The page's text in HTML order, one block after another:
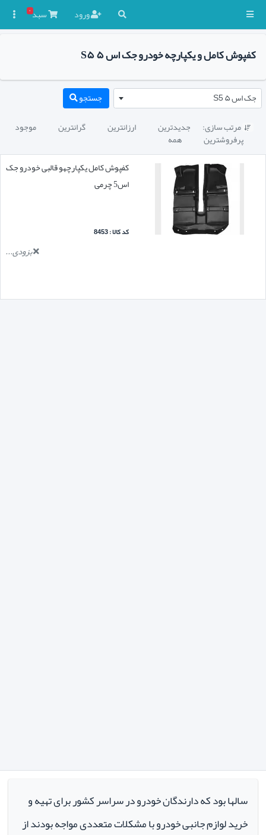
ورود سبد۰
کفپوش کامل و یکپارچه خودرو جک اس ۵ S۵
جک اس ۵ S5 جستجو
 مرتب سازی: جدیدترین ارزانترین گرانترین موجود
پرفروشترین
همه
کفپوش کامل یکپارچهو قالبی خودرو جک
اس5 چرمی
کد کالا : 8453
بزودی...
سالها بود که دارندگان خودرو در سراسر کشور برای تهیه و
خرید لوازم جانبی خودرو با مشکلات متعددی مواجه بودند از